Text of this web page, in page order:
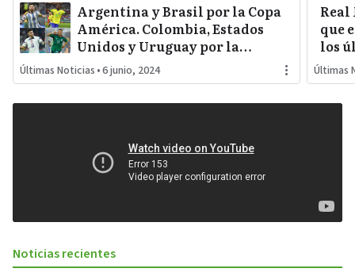
Argentina y Brasil por la Copa
América. Colombia, Estados
Unidos y Uruguay por la
sorpresa. Paraguay y Perú
darán pelea…
Últimas Noticias •6 junio, 2024
que
los
Últimas
Noticias recientes